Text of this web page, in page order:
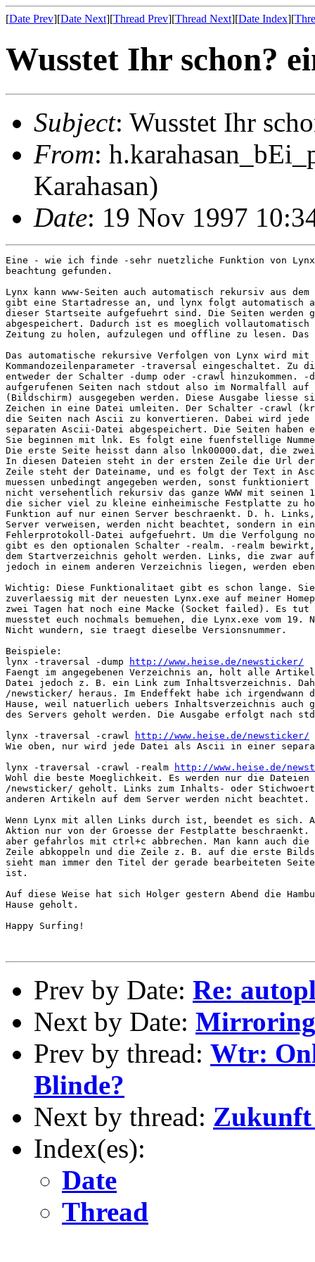
[Date Prev][Date Next][Thread Prev][Thread Next][Date Index][
Wusstet Ihr schon?
Subject: Wusstet Ihr
From:
Karahasan)
Date: 19 Nov 1997
Eine - wie ich finde -sehr nuetzliche Funktion von
beachtung gefunden.
Lynx kann www-Seiten auch automatisch rekursiv aus
gibt eine Startadresse an, und lynx folgt automatisch
dieser Startseite aufgefuehrt sind. Die Seiten
abgespeichert. Dadurch ist es moeglich
Zeitung zu holen, aufzulegen und offline zu lesen.
Das automatische rekursive Verfolgen von Lynx wird mit
Kommandozeilenparameter -traversal eingeschaltet. Zu
entweder der Schalter -dump oder -crawl hinzukommen.
aufgerufenen Seiten nach stdout also im Normalfall auf
(Bildschirm) ausgegeben werden. Diese Ausgabe liesse
Zeichen in eine Datei umleiten. Der Schalter -crawl
die Seiten nach Ascii zu konvertieren. Dabei wird
separaten Ascii-Datei abgespeichert. Die Seiten haben
Sie beginnen mit lnk. Es folgt eine fuenfstellige
Die erste Seite heisst dann also lnk00000.dat, die
In diesen Dateien steht in der ersten Zeile die Url
Zeile steht der Dateiname, und es folgt der Text in
muessen unbedingt angegeben werden, sonst
nicht versehentlich rekursiv das ganze WWW mit
die sicher viel zu kleine einheimische Festplatte zu
Funktion auf nur einen Server beschraenkt. D. h.
Server verweisen, werden nicht beachtet, sondern in
Fehlerprotokoll-Datei aufgefuehrt. Um die Verfolgung
gibt es den optionalen Schalter -realm. -realm bewirkt,
dem Startverzeichnis geholt werden. Links, die zwar auf
jedoch in einem anderen Verzeichnis liegen, werden
Wichtig: Diese Funktionalitaet gibt es schon lange.
zuverlaessig mit der neuesten Lynx.exe auf meiner
zwei Tagen hat noch eine Macke (Socket failed). Es
muesstet euch nochmals bemuehen, die Lynx.exe vom 19.
Nicht wundern, sie traegt dieselbe Versionsnummer.
Beispiele:
lynx -traversal -dump
http://www.heise.de/newsticker/
Faengt im angegebenen Verzeichnis an, holt alle
Datei jedoch z. B. ein Link zum Inhaltsverzeichnis.
/newsticker/ heraus. Im Endeffekt habe ich irgendwann
Hause, weil natuerlich uebers Inhaltsverzeichnis auch
des Servers geholt werden. Die Ausgabe erfolgt nach
lynx -traversal -crawl
http://www.heise.de/newsticker/
Wie oben, nur wird jede Datei als Ascii in einer
lynx -traversal -crawl -realm
http://www.heise.de/
Wohl die beste Moeglichkeit. Es werden nur die Dateien
/newsticker/ geholt. Links zum Inhalts- oder
anderen Artikeln auf dem Server werden nicht beachtet.
Wenn Lynx mit allen Links durch ist, beendet es sich.
Aktion nur von der Groesse der Festplatte beschraenkt.
aber gefahrlos mit ctrl+c abbrechen. Man kann auch die
Zeile abkoppeln und die Zeile z. B. auf die erste
sieht man immer den Titel der gerade bearbeiteten
ist.
Auf diese Weise hat sich Holger gestern Abend die
Hause geholt.
Happy Surfing!
Prev by Date: Re:
Next by Date: Mirroring
Prev by thread: Wtr:
Blinde?
Next by thread:
Index(es):
Date
Thread